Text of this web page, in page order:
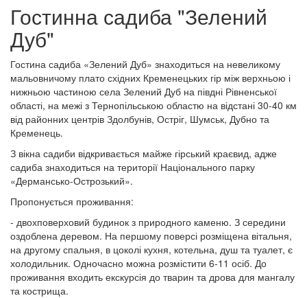
Гостинна садиба "Зелений
Дуб"
Гостина садиба «Зелений Дуб» знаходиться на невеликому
мальовничому плато східних Кременецьких гір між верхньою і
нижньою частиною села Зелений Дуб на півдні Рівненської
області, на межі з Тернопільською областю на відстані 30-40 км
від районних центрів Здолбунів, Остріг, Шумськ, Дубно та
Кременець.
З вікна садиби відкривається майже гірський краєвид, адже
садиба знаходиться на території Національного парку
«Дермансько-Острозький».
Пропонується проживання:
- двохповерховий будинок з природного каменю. З середини
оздоблена деревом. На першому поверсі розміщена вітальня,
на другому спальня, в цоколі кухня, котельна, душ та туалет, є
холодильник. Одночасно можна розмістити 6-11 осіб. До
проживання входить екскурсія до тварин та дрова для мангалу
та кострища.